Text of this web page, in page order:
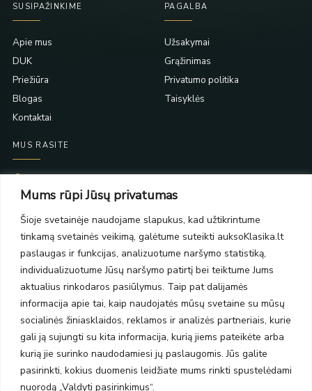
Mums rūpi Jūsų privatumas
Šioje svetainėje naudojame slapukus, kad užtikrintume
tinkamą svetainės veikimą, galėtume suteikti auksoKlasika.lt
paslaugas ir funkcijas, analizuotume naršymo statistiką,
individualizuotume Jūsų naršymo patirtį bei teiktume Jums
aktualius rinkodaros pasiūlymus. Taip pat dalijamės
informacija apie tai, kaip naudojatės mūsų svetaine su mūsų
socialinės žiniasklaidos, reklamos ir analizės partneriais, kurie
gali ją sujungti su kita informacija, kurią jiems pateikėte arba
kurią jie surinko naudodamiesi jų paslaugomis. Jūs galite
pasirinkti, kokius duomenis leidžiate mums rinkti spustelėdami
nuorodą „Valdyti pasirinkimus“.
SUSIPAŽINKIME
Apie mus
DUK
Priežiūra
Blogas
Kontaktai
PAGALBA
Užsakymai
Grąžinimas
Privatumo politika
Taisyklės
MUS RASITE
PC Molas, Klaipėda
PC BIG 2, Klaipėda
Šilutės pl. 35
PC Banginis, Klaipėda
NAUJIENLAIŠKIS
Prenumeruokite ir gaukite pasiūlymus, naujienas bei riboto
leidimo kolekcijas.